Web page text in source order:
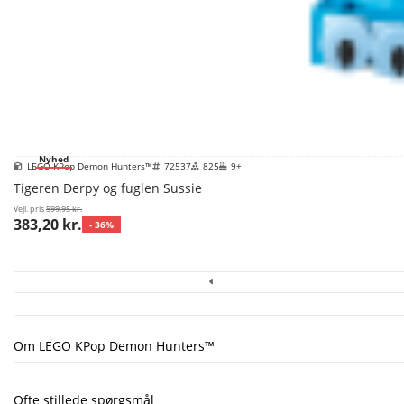
Nyhed
LEGO KPop Demon Hunters™ 72537 825 9+
Tigeren Derpy og fuglen Sussie
Vejl. pris599,95 kr.
383,20 kr. - 36%
Om LEGO KPop Demon Hunters™
Ofte stillede spørgsmål